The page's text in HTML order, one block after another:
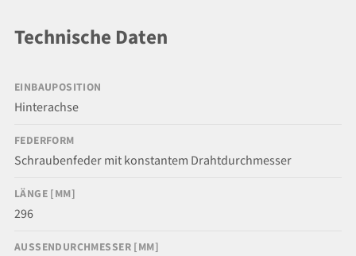
Technische Daten
EINBAUPOSITION
Hinterachse
FEDERFORM
Schraubenfeder mit konstantem Drahtdurchmesser
LÄNGE [MM]
296
AUSSENDURCHMESSER [MM]